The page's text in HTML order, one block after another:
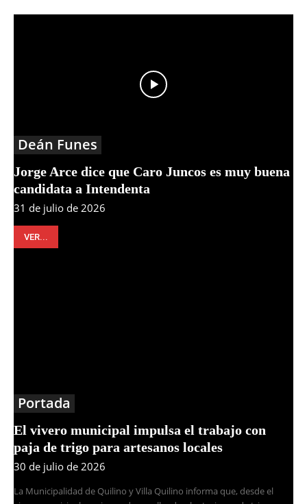
Deán Funes
Jorge Arce dice que Caro Juncos es muy buena
candidata a Intendenta
31 de julio de 2026
VER...
Portada
El vivero municipal impulsa el trabajo con
paja de trigo para artesanos locales
30 de julio de 2026
La Municipalidad de Quilino y Villa Quilino informa que, desde el